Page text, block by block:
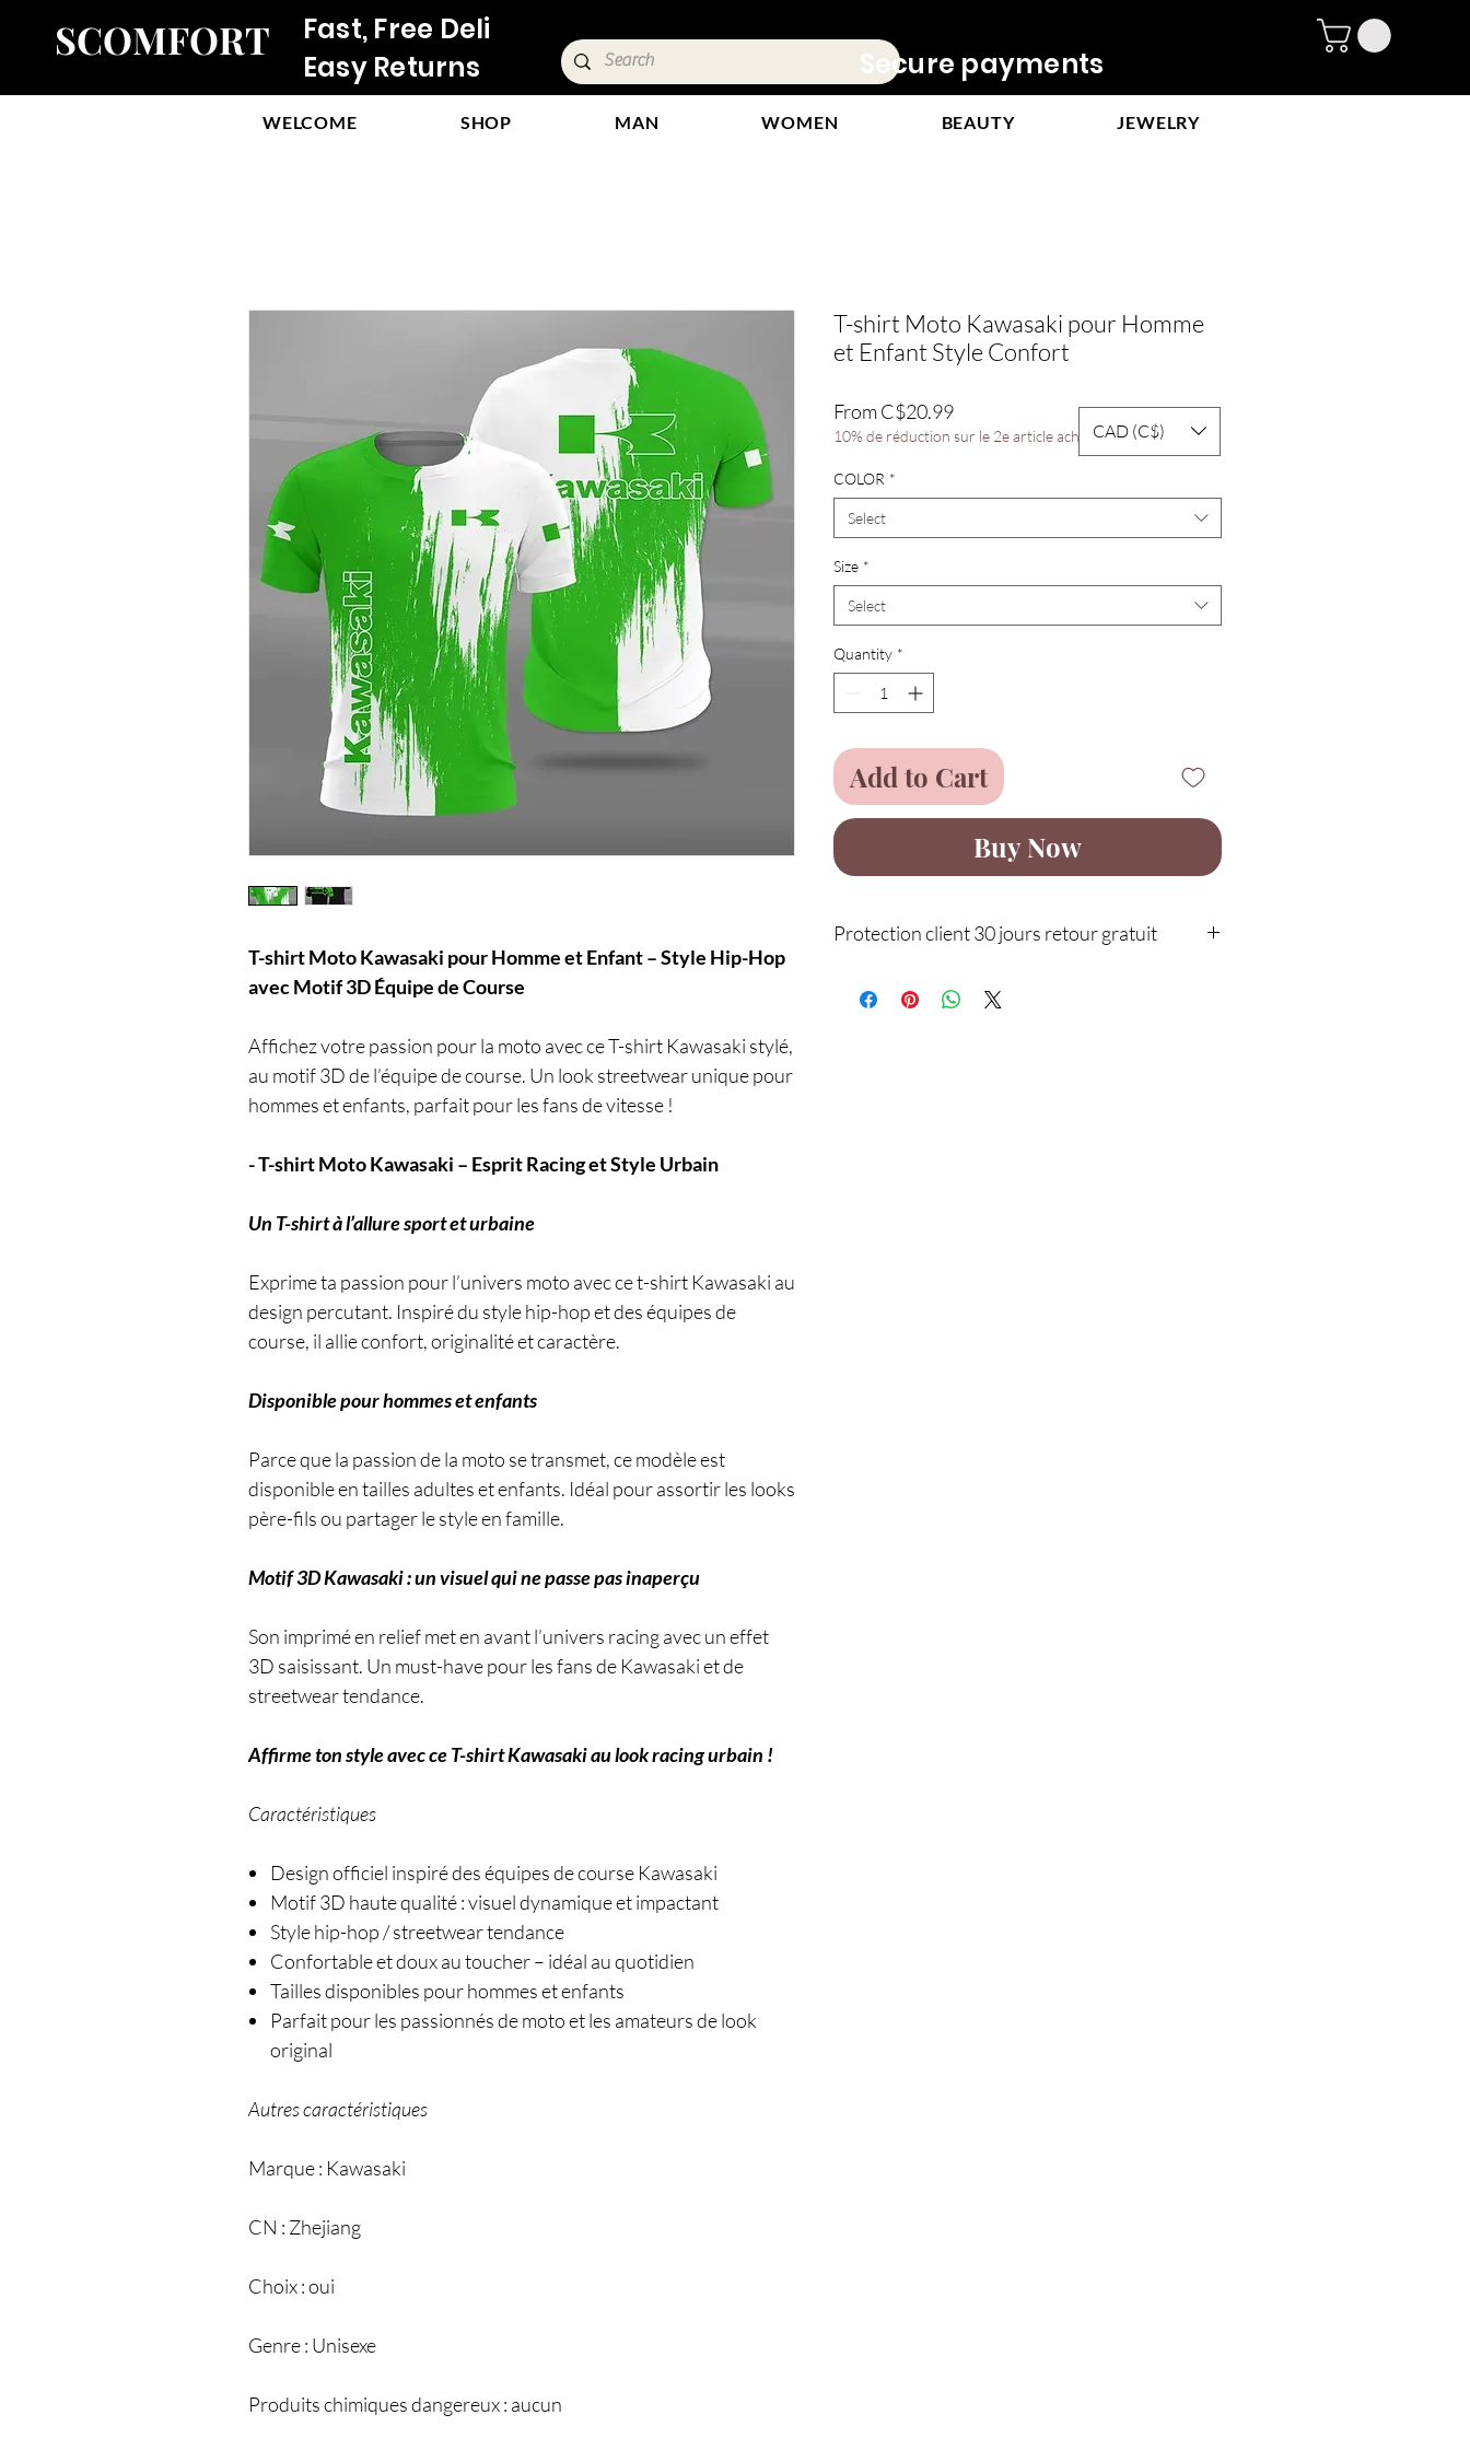
SCOMFORT
Fast, Free Delivery &
Easy Returns
Secure payments
WELCOME SHOP MAN WOMEN BEAUTY JEWELRY
T-shirt Moto Kawasaki pour Homme et Enfant – Style Hip-Hop
avec Motif 3D Équipe de Course
Affichez votre passion pour la moto avec ce T-shirt Kawasaki stylé,
au motif 3D de l’équipe de course. Un look streetwear unique pour
hommes et enfants, parfait pour les fans de vitesse !
- T-shirt Moto Kawasaki – Esprit Racing et Style Urbain
Un T-shirt à l’allure sport et urbaine
Exprime ta passion pour l’univers moto avec ce t-shirt Kawasaki au
design percutant. Inspiré du style hip-hop et des équipes de
course, il allie confort, originalité et caractère.
Disponible pour hommes et enfants
Parce que la passion de la moto se transmet, ce modèle est
disponible en tailles adultes et enfants. Idéal pour assortir les looks
père-fils ou partager le style en famille.
Motif 3D Kawasaki : un visuel qui ne passe pas inaperçu
Son imprimé en relief met en avant l’univers racing avec un effet
3D saisissant. Un must-have pour les fans de Kawasaki et de
streetwear tendance.
Affirme ton style avec ce T-shirt Kawasaki au look racing urbain !
Caractéristiques
Design officiel inspiré des équipes de course Kawasaki
Motif 3D haute qualité : visuel dynamique et impactant
Style hip-hop / streetwear tendance
Confortable et doux au toucher – idéal au quotidien
Tailles disponibles pour hommes et enfants
Parfait pour les passionnés de moto et les amateurs de look
original
Autres caractéristiques
Marque : Kawasaki
CN : Zhejiang
Choix : oui
Genre : Unisexe
Produits chimiques dangereux : aucun
T-shirt Moto Kawasaki pour Homme
et Enfant Style Confort
FromC$20.99Sale
Price
10% de réduction sur le 2e article acheté
COLOR *
Select
Size *
Select
Quantity *
Add to Cart
Buy Now
Protection client 30 jours retour gratuit
CAD (C$)